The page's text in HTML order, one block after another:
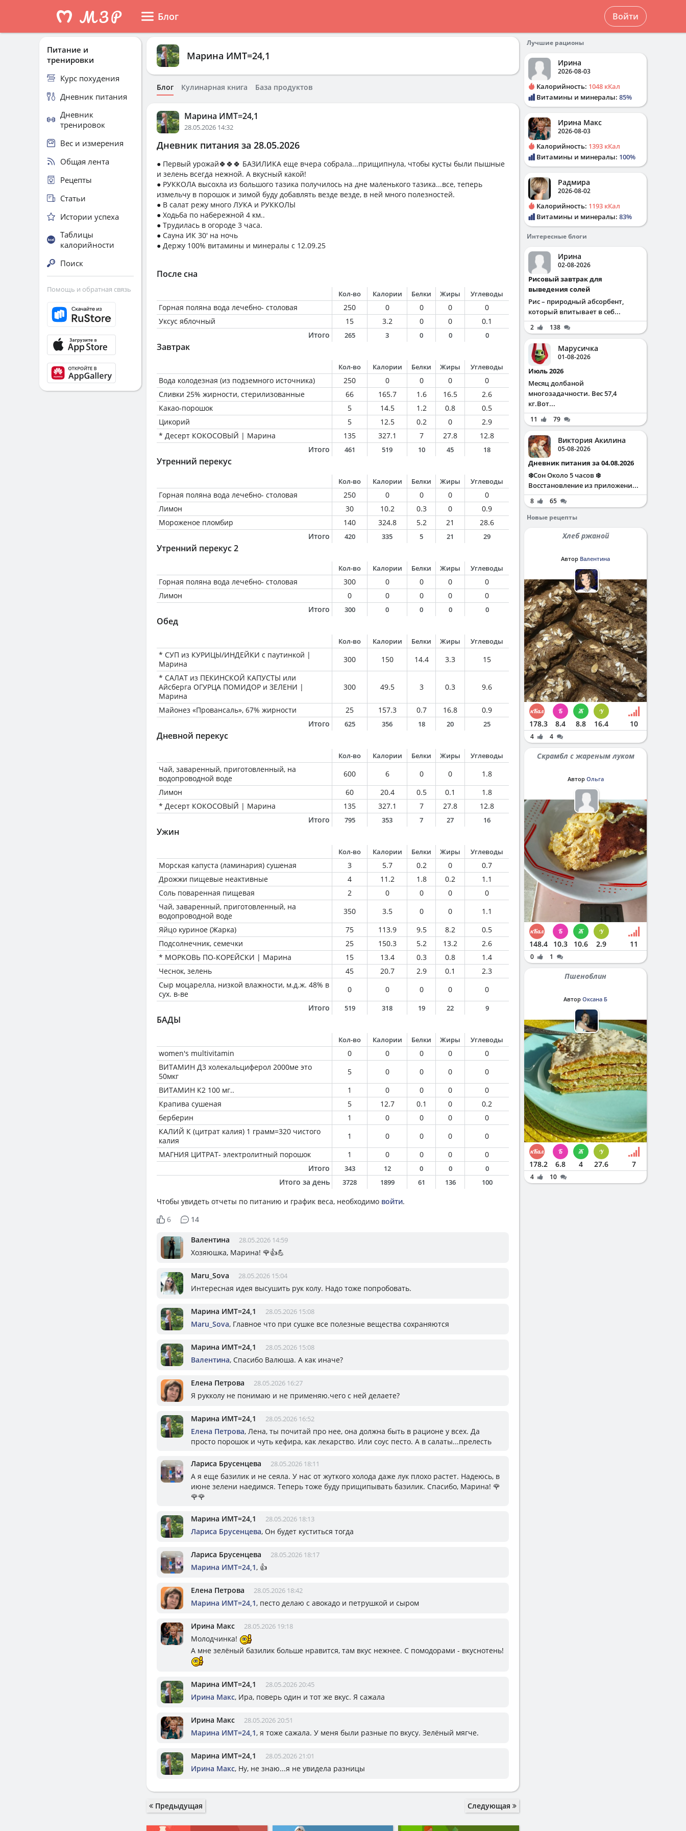
Блог Войти
Марина ИМТ=24,1
Блог Кулинарная книга База продуктов
Марина ИМТ=24,1
28.05.2026 14:32
Дневник питания за 28.05.2026
● Первый урожай🍀🍀🍀 БАЗИЛИКА еще вчера собрала...прищипнула, чтобы кусты были пышные
и зелень всегда нежной. А вкусный какой!
● РУККОЛА высохла из большого тазика получилось на дне маленького тазика...все, теперь
измельчу в порошок и зимой буду добавлять везде везде, в ней много полезностей.
● В салат режу много ЛУКА и РУККОЛЫ
● Ходьба по набережной 4 км..
● Трудилась в огороде 3 часа.
● Сауна ИК 30' на ночь
● Держу 100% витамины и минералы с 12.09.25
После сна
Кол-во Калории Белки Жиры Углеводы
Горная поляна вода лечебно- столовая 250 0 0 0
0
Уксус яблочный
15 3.2 0 0
0.1
Итого
265 3 0 0 0
Завтрак
Кол-во Калории Белки Жиры Углеводы
Вода колодезная (из подземного источника) 250 0 0 0
0
Сливки 25% жирности, стерилизованные
66 165.7 1.6 16.5
2.6
Какао-порошок
5 14.5 1.2 0.8
0.5
Цикорий
5 12.5 0.2 0
2.9
* Десерт КОКОСОВЫЙ | Марина
135 327.1 7 27.8
12.8
Итого
461 519 10 45 18
Утренний перекус
Кол-во Калории Белки Жиры Углеводы
Горная поляна вода лечебно- столовая 250 0 0 0
0
Лимон
30 10.2 0.3 0
0.9
Мороженое пломбир
140 324.8 5.2 21
28.6
Итого
420 335 5 21 29
Утренний перекус 2
Кол-во Калории Белки Жиры Углеводы
Горная поляна вода лечебно- столовая 300 0 0 0
0
Лимон
0 0 0 0
0
Итого
300 0 0 0 0
Обед
Кол-во Калории Белки Жиры Углеводы
* СУП из КУРИЦЫ/ИНДЕЙКИ с паутинкой |
Марина
300 150 14.4 3.3
15
* САЛАТ из ПЕКИНСКОЙ КАПУСТЫ или
Айсберга ОГУРЦА ПОМИДОР и ЗЕЛЕНИ |
Марина
300 49.5 3 0.3 9.6
Майонез «Провансаль», 67% жирности 25 157.3 0.7 16.8
0.9
Итого
625 356 18 20 25
Дневной перекус
Кол-во Калории Белки Жиры Углеводы
Чай, заваренный, приготовленный, на
водопроводной воде
600 6 0 0
1.8
Лимон
60 20.4 0.5 0.1
1.8
* Десерт КОКОСОВЫЙ | Марина
135 327.1 7 27.8
12.8
Итого
795 353 7 27 16
Ужин
Кол-во Калории Белки Жиры Углеводы
Морская капуста (ламинария) сушеная 3 5.7 0.2 0
0.7
Дрожжи пищевые неактивные
4 11.2 1.8 0.2
1.1
Соль поваренная пищевая
2 0 0 0
0
Чай, заваренный, приготовленный, на
водопроводной воде
350 3.5 0 0
1.1
Яйцо куриное (Жарка)
75 113.9 9.5 8.2
0.5
Подсолнечник, семечки
25 150.3 5.2 13.2
2.6
* МОРКОВЬ ПО-КОРЕЙСКИ | Марина
15 13.4 0.3 0.8
1.4
Чеснок, зелень
45 20.7 2.9 0.1
2.3
Сыр моцарелла, низкой влажности, м.д.ж. 48% в
сух. в-ве
0 0 0 0
0
Итого
519 318 19 22 9
БАДЫ
Кол-во Калории Белки Жиры Углеводы
women's multivitamin 0 0 0 0
0
ВИТАМИН Д3 холекальциферол 2000ме это
50мкг
5 0 0 0
0
ВИТАМИН К2 100 мг..
1 0 0 0
0
Крапива сушеная
5 12.7 0.1 0
0.2
берберин
1 0 0 0
0
КАЛИЙ К (цитрат калия) 1 грамм=320 чистого
калия
1 0 0 0
0
МАГНИЯ ЦИТРАТ- электролитный порошок
1 0 0 0
0
Итого
343 12 0 0 0
Итого за день 3728 1899 61 136 100
Чтобы увидеть отчеты по питанию и график веса, необходимо войти.
6
14
Валентина 28.05.2026 14:59
Хозяюшка, Марина! 🌹👍💪
Maru_Sova 28.05.2026 15:04
Интересная идея высушить рук колу. Надо тоже попробовать.
Марина ИМТ=24,1 28.05.2026 15:08
Maru_Sova, Главное что при сушке все полезные вещества сохраняются
Марина ИМТ=24,1 28.05.2026 15:08
Валентина, Спасибо Валюша. А как иначе?
Елена Петрова 28.05.2026 16:27
Я рукколу не понимаю и не применяю.чего с ней делаете?
Марина ИМТ=24,1 28.05.2026 16:52
Елена Петрова, Лена, ты почитай про нее, она должна быть в рационе у всех. Да
просто порошок и чуть кефира, как лекарство. Или соус песто. А в салаты...прелесть
Лариса Брусенцева 28.05.2026 18:11
А я еще базилик и не сеяла. У нас от жуткого холода даже лук плохо растет. Надеюсь, в
июне зелени наедимся. Теперь тоже буду прищипывать базилик. Спасибо, Марина! 🌹
🌹🌹
Марина ИМТ=24,1 28.05.2026 18:13
Лариса Брусенцева, Он будет куститься тогда
Лариса Брусенцева 28.05.2026 18:17
Марина ИМТ=24,1, 👍
Елена Петрова 28.05.2026 18:42
Марина ИМТ=24,1, песто делаю с авокадо и петрушкой и сыром
Ирина Макс 28.05.2026 19:18
Молодчинка!
А мне зелёный базилик больше нравится, там вкус нежнее. С помодорами - вкуснотень!
Марина ИМТ=24,1 28.05.2026 20:45
Ирина Макс, Ира, поверь один и тот же вкус. Я сажала
Ирина Макс 28.05.2026 20:51
Марина ИМТ=24,1, я тоже сажала. У меня были разные по вкусу. Зелёный мягче.
Марина ИМТ=24,1 28.05.2026 21:01
Ирина Макс, Ну, не знаю...я не увидела разницы
Предыдущая Следующая
Питание и
тренировки
Курс похудения
Дневник питания
Дневник
тренировок
Вес и измерения
Общая лента
Рецепты
Статьи
Истории успеха
Таблицы
калорийности
Поиск
Помощь и обратная связь
Лучшие рационы
Ирина
2026-08-03
Калорийность: 1048 кКал
Витамины и минералы: 85%
Ирина Макс
2026-08-03
Калорийность: 1393 кКал
Витамины и минералы: 100%
Радмира
2026-08-02
Калорийность: 1193 кКал
Витамины и минералы: 83%
Интересные блоги
Ирина
02-08-2026
Рисовый завтрак для
выведения солей
Рис – природный абсорбент,
который впитывает в себ...
2 138
Марусичка
01-08-2026
Июль 2026
Месяц долбаной
многозадачности. Вес 57,4
кг.Вот...
11 79
Виктория Акилина
05-08-2026
Дневник питания за 04.08.2026
❄️Сон Около 5 часов ❄️
Восстановление из приложени...
8
65
Новые рецепты
Хлеб ржаной
Автор Валентина
178.3 8.4 8.8 16.4 10
4 4
Скрамбл с жареным луком
Автор Ольга
148.4 10.3 10.6 2.9 11
0 1
Пшеноблин
Автор Оксана Б
178.2 6.8 4 27.6 7
4 10